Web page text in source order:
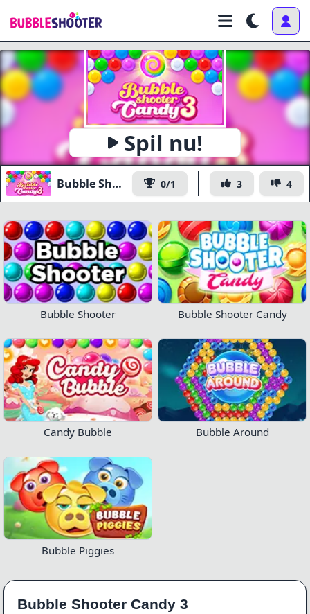
Spil nu!
Bubble Shooter Candy 3 0/1 3 4
Bubble Shooter Bubble Shooter Candy
Candy Bubble Bubble Around
Bubble Piggies
Bubble Shooter Candy 3